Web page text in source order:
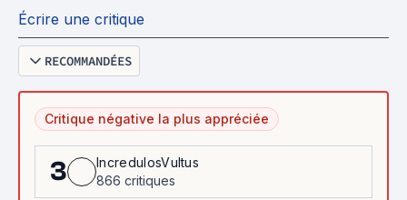
Écrire une critique
RECOMMANDÉES
Critique négative la plus appréciée
3
IncredulosVultus
866 critiques